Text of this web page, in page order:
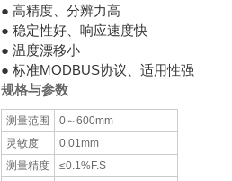
● 高精度、分辨力高
● 稳定性好、响应速度快
● 温度漂移小
● 标准MODBUS协议、适用性强
规格与参数
测量范围
0～600mm
灵敏度
0.01mm
测量精度
≤0.1%F.S